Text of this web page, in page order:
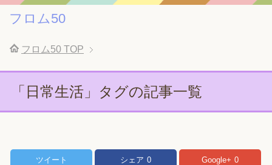
フロム50
フロム50 TOP
「日常生活」タグの記事一覧
ツイート シェア 0 Google+ 0